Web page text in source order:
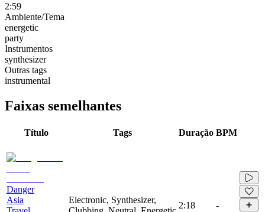
2:59
Ambiente/Tema
energetic
party
Instrumentos
synthesizer
Outras tags
instrumental
Faixas semelhantes
Título Tags Duração BPM
Danger
Asia
Electronic, Synthesizer,
2:18 -